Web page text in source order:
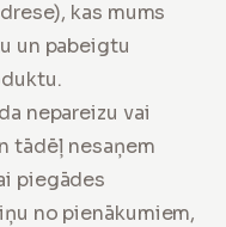
kas mums
un pabeigtu
nepareizu vai
tādēļ nesaņem
piegādes
no pienākumiem,